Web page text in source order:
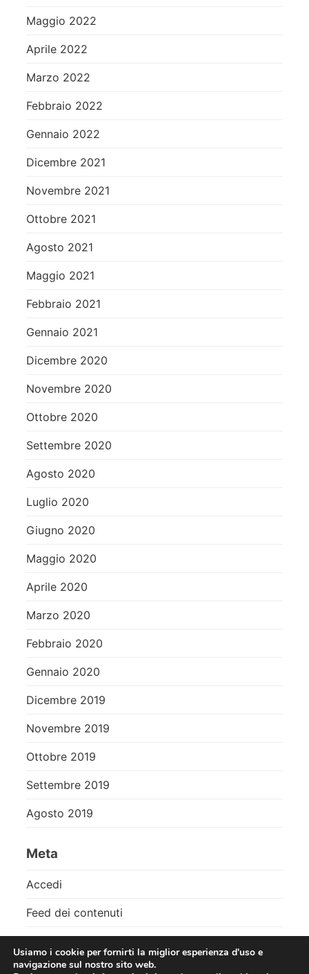
Maggio 2022
Aprile 2022
Marzo 2022
Febbraio 2022
Gennaio 2022
Dicembre 2021
Novembre 2021
Ottobre 2021
Agosto 2021
Maggio 2021
Febbraio 2021
Gennaio 2021
Dicembre 2020
Novembre 2020
Ottobre 2020
Settembre 2020
Agosto 2020
Luglio 2020
Giugno 2020
Maggio 2020
Aprile 2020
Marzo 2020
Febbraio 2020
Gennaio 2020
Dicembre 2019
Novembre 2019
Ottobre 2019
Settembre 2019
Agosto 2019
Meta
Accedi
Feed dei contenuti
WordPress.org
Usiamo i cookie per fornirti la miglior esperienza d'uso e
navigazione sul nostro sito web.